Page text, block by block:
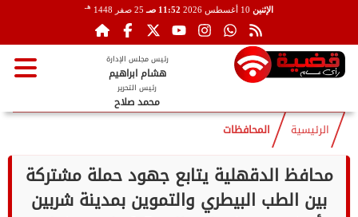
الإثنين 11:52 صـ 25 صفر 1448 هـ
رئيس مجلس الإدارة
هشام ابراهيم
رئيس التحرير
محمد صلاح
الرئيسية المحافظات
محافظ الدقهلية يتابع جهود حملة مشتركة
بين الطب البيطري والتموين بمدينة شربين